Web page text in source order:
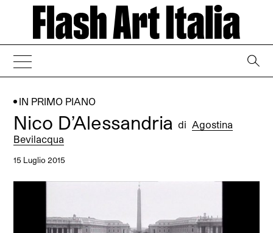
IN PRIMO PIANO
Nico D’Alessandriadi Agostina
Bevilacqua
15 Luglio 2015